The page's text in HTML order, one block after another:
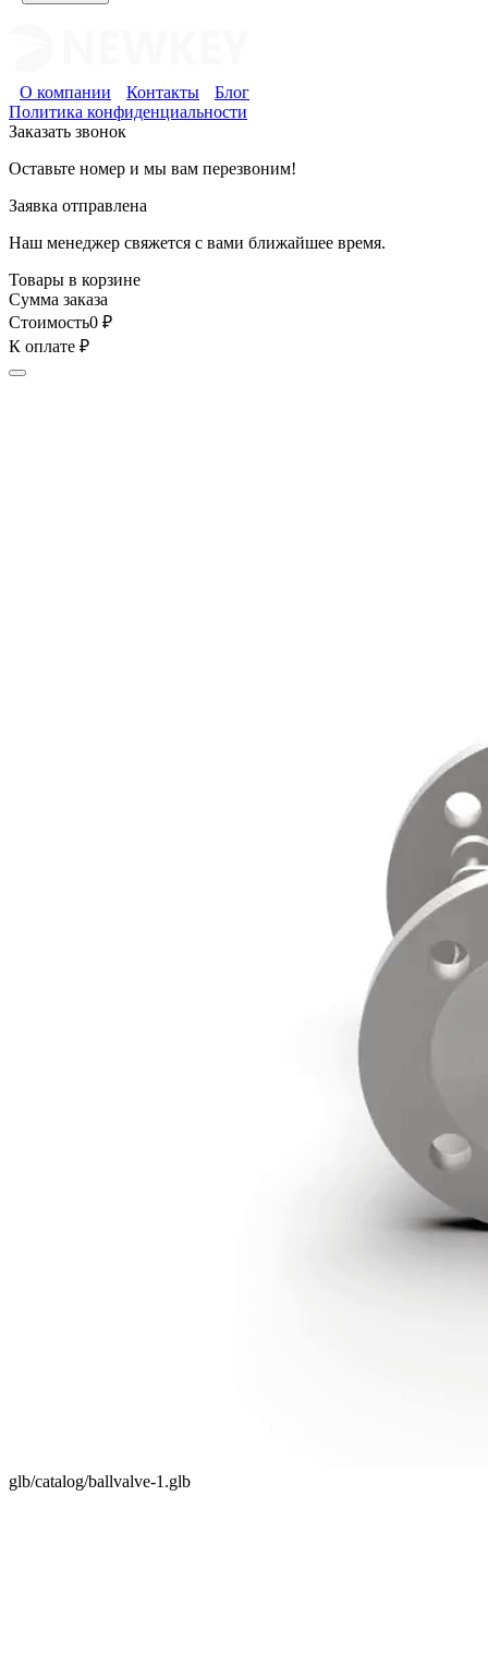
О компании Контакты
Блог
Политика конфиденциальности
Заказать звонок
Оставьте номер и мы вам перезвоним!
Заявка отправлена
Наш менеджер свяжется с вами ближайшее время.
Товары в корзине
Сумма заказа
Стоимость0 ₽
К оплате ₽
glb/catalog/ballvalve-1.glb